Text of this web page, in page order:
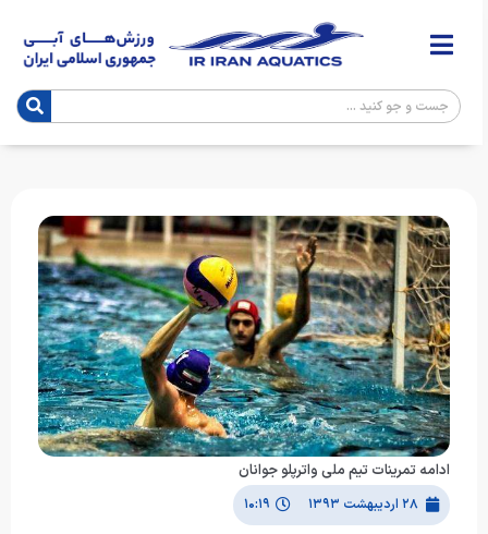
ادامه تمرینات تیم ملی واترپلو جوانان
۲۸ اردیبهشت ۱۳۹۳ ۱۰:۱۹